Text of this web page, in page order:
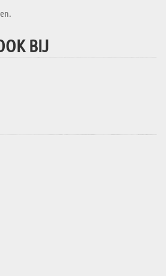
BIJ